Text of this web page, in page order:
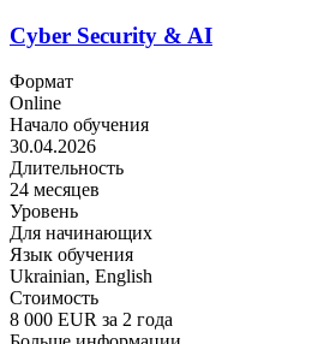
Cyber Security & AI
Формат
Online
Начало обучения
30.04.2026
Длительность
24 месяцев
Уровень
Для начинающих
Язык обучения
Ukrainian, English
Стоимость
8 000 EUR за 2 года